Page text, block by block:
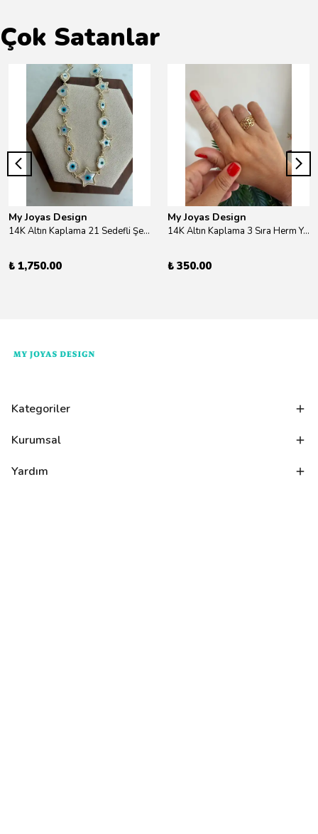
Çok Satanlar
My Joyas Design
14K Altın Kaplama 21 Sedefli Şekiller Kolye 46cm
₺ 1,750.00
My Joyas Design
14K Altın Kaplama 3 Sıra Herm Yüzük Gold
₺ 350.00
Kategoriler
Kurumsal
Yardım